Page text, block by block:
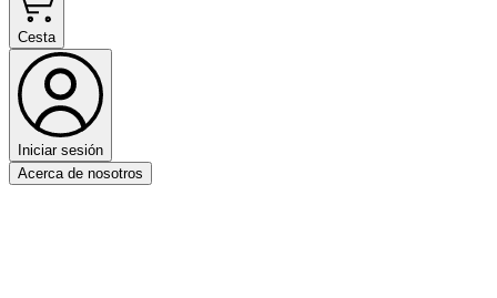
Cesta
Iniciar sesión
Acerca de nosotros